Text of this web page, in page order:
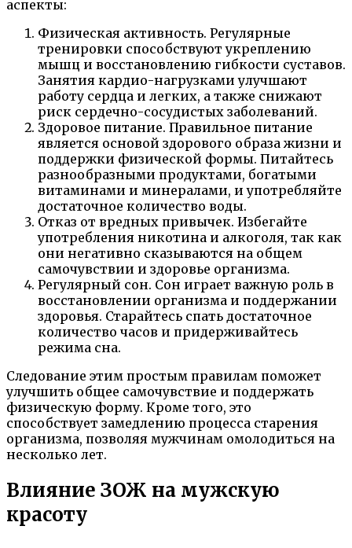
аспекты:
Физическая активность. Регулярные
тренировки способствуют укреплению
мышц и восстановлению гибкости суставов.
Занятия кардио-нагрузками улучшают
работу сердца и легких, а также снижают
риск сердечно-сосудистых заболеваний.
Здоровое питание. Правильное питание
является основой здорового образа жизни и
поддержки физической формы. Питайтесь
разнообразными продуктами, богатыми
витаминами и минералами, и употребляйте
достаточное количество воды.
Отказ от вредных привычек. Избегайте
употребления никотина и алкоголя, так как
они негативно сказываются на общем
самочувствии и здоровье организма.
Регулярный сон. Сон играет важную роль в
восстановлении организма и поддержании
здоровья. Старайтесь спать достаточное
количество часов и придерживайтесь
режима сна.
Следование этим простым правилам поможет
улучшить общее самочувствие и поддержать
физическую форму. Кроме того, это
способствует замедлению процесса старения
организма, позволяя мужчинам омолодиться на
несколько лет.
Влияние ЗОЖ на мужскую
красоту